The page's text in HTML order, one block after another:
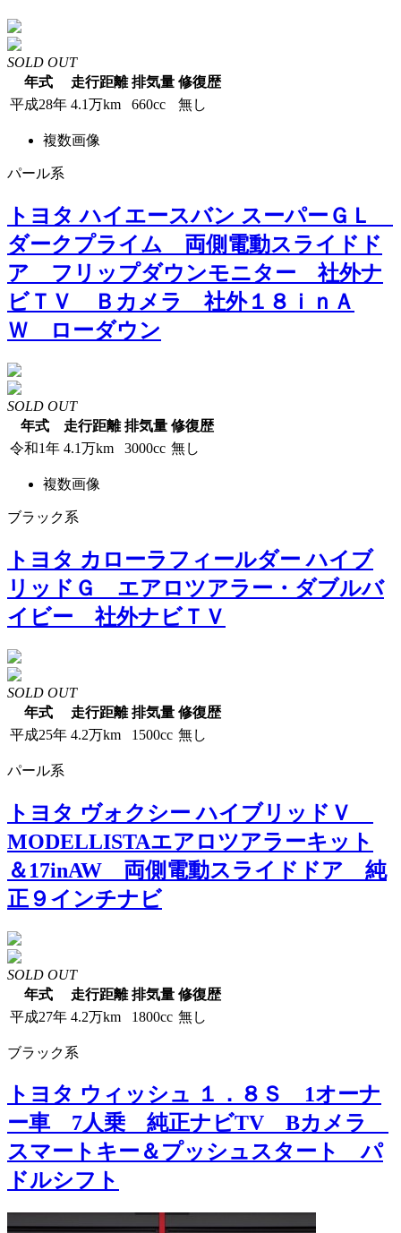
SOLD OUT
年式
走行距離 排気量 修復歴
平成28年 4.1万km 660cc 無し
複数画像
パール系
トヨタ ハイエースバン スーパーＧＬ
ダークプライム 両側電動スライドド
ア フリップダウンモニター 社外ナ
ビＴＶ Ｂカメラ 社外１８ｉｎＡ
Ｗ ローダウン
SOLD OUT
年式
走行距離 排気量 修復歴
令和1年 4.1万km 3000cc 無し
複数画像
ブラック系
トヨタ カローラフィールダー ハイブ
リッドＧ エアロツアラー・ダブルバ
イビー 社外ナビＴＶ
SOLD OUT
年式
走行距離 排気量 修復歴
平成25年 4.2万km 1500cc 無し
パール系
トヨタ ヴォクシー ハイブリッドＶ
MODELLISTAエアロツアラーキット
＆17inAW 両側電動スライドドア 純
正９インチナビ
SOLD OUT
年式
走行距離 排気量 修復歴
平成27年 4.2万km 1800cc 無し
ブラック系
トヨタ ウィッシュ １．８Ｓ 1オーナ
ー車 7人乗 純正ナビTV Bカメラ
スマートキー＆プッシュスタート パ
ドルシフト